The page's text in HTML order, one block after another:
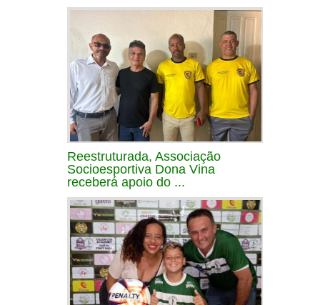
Reestruturada, Associação
Socioesportiva Dona Vina
receberá apoio do ...